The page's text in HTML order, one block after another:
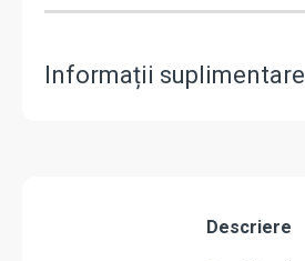
Informații suplimentare
Descriere